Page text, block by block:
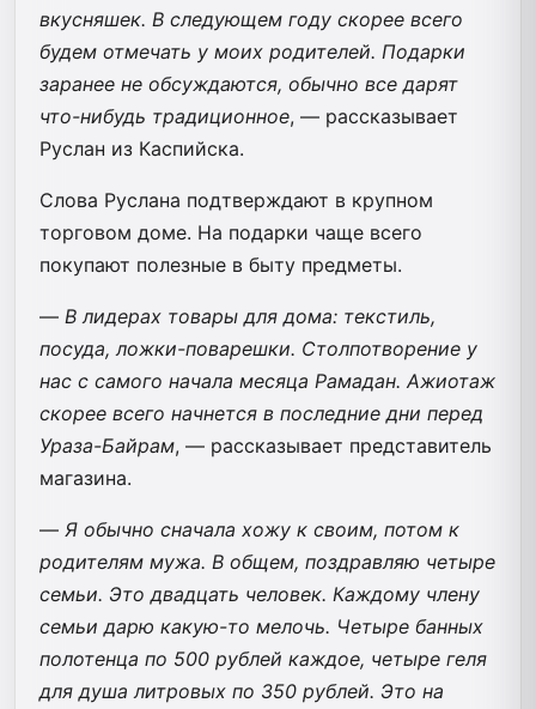
вкусняшек. В следующем году скорее всего
будем отмечать у моих родителей. Подарки
заранее не обсуждаются, обычно все дарят
что-нибудь традиционное, — рассказывает
Руслан из Каспийска.
Слова Руслана подтверждают в крупном
торговом доме. На подарки чаще всего
покупают полезные в быту предметы.
— В лидерах товары для дома: текстиль,
посуда, ложки-поварешки. Столпотворение у
нас с самого начала месяца Рамадан. Ажиотаж
скорее всего начнется в последние дни перед
Ураза-Байрам, — рассказывает представитель
магазина.
— Я обычно сначала хожу к своим, потом к
родителям мужа. В общем, поздравляю четыре
семьи. Это двадцать человек. Каждому члену
семьи дарю какую-то мелочь. Четыре банных
полотенца по 500 рублей каждое, четыре геля
для душа литровых по 350 рублей. Это на